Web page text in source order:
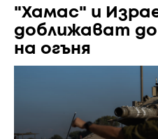
"Хамас" и
доближават
на огъня